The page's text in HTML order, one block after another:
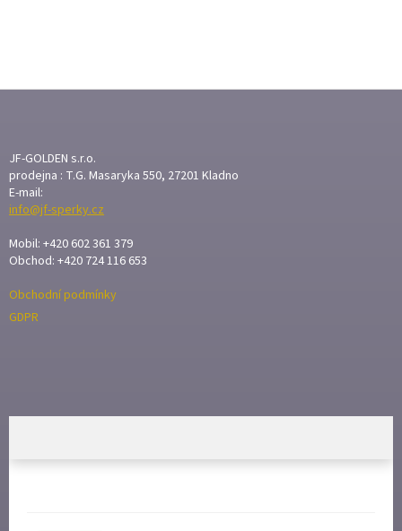
A
T
JF-GOLDEN s.r.o.
prodejna : T.G. Masaryka 550, 27201 Kladno
E-mail:
info@jf-sperky.cz
Mobil: +420 602 361 379
Obchod: +420 724 116 653
Obchodní podmínky
GDPR